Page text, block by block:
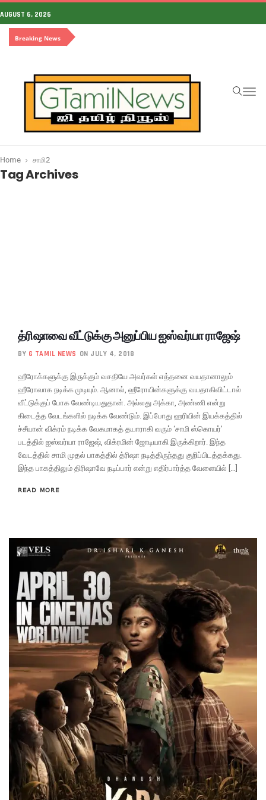
AUGUST 6, 2026
Breaking News
Home சாமி2
Tag Archives
த்ரிஷாவை வீட்டுக்கு அனுப்பிய ஐஸ்வர்யா ராஜேஷ்
BY G TAMIL NEWS ON JULY 4, 2018
ஹீரோக்களுக்கு இருக்கும் வசதியே அவர்கள் எத்தனை வயதானாலும்
ஹீரோவாக நடிக்க முடியும். ஆனால், ஹீரோயின்களுக்கு வயதாகிவிட்டால்
வீட்டுக்குப் போக வேண்டியதுதான். அல்லது அக்கா, அண்ணி என்று
கிடைத்த வேடங்களில் நடிக்க வேண்டும். இப்போது ஹரியின் இயக்கத்தில்
ச்சீயான் விக்ரம் நடிக்க வேகமாகத் தயாராகி வரும் ‘சாமி ஸ்கொயர்’
படத்தில் ஐஸ்வர்யா ராஜேஷ், விக்ரமின் ஜோடியாகி இருக்கிறார். இந்த
வேடத்தில் சாமி முதல் பாகத்தில் த்ரிஷா நடித்திருந்தது குறிப்பிடத்தக்கது.
இந்த பாகத்திலும் திரிஷாவே நடிப்பார் என்று எதிர்பார்த்த வேளையில் […]
READ MORE